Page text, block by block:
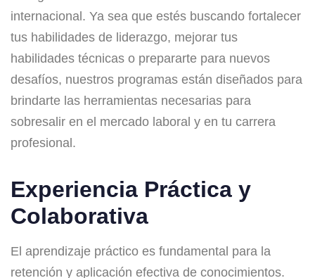
internacional. Ya sea que estés buscando fortalecer
tus habilidades de liderazgo, mejorar tus
habilidades técnicas o prepararte para nuevos
desafíos, nuestros programas están diseñados para
brindarte las herramientas necesarias para
sobresalir en el mercado laboral y en tu carrera
profesional.
Experiencia Práctica y
Colaborativa
El aprendizaje práctico es fundamental para la
retención y aplicación efectiva de conocimientos.